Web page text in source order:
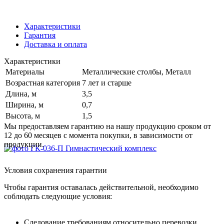
Характеристики
Гарантия
Доставка и оплата
Характеристики
Материалы
Металлические столбы, Металл
Возрастная категория 7 лет и старше
Длина, м
3,5
Ширина, м
0,7
Высота, м
1,5
Мы предоставляем гарантию на нашу продукцию сроком от
12 до 60 месяцев с момента покупки, в зависимости от
продукции.
Условия сохранения гарантии
Чтобы гарантия оставалась действительной, необходимо
соблюдать следующие условия:
Следование требованиям относительно перевозки,